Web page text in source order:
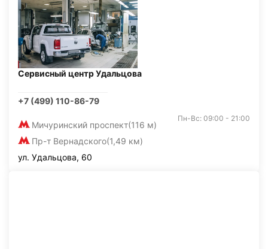
Сервисный центр Удальцова
+7 (499) 110-86-79
Мичуринский проспект(116 м)
Пр-т Вернадского(1,49 км)
Пн-Вс: 09:00 - 21:00
ул. Удальцова, 60